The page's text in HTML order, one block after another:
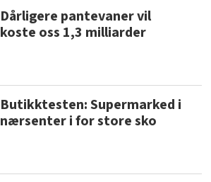
Dårligere pantevaner vil
koste oss 1,3 milliarder
Butikktesten: Supermarked i
nærsenter i for store sko